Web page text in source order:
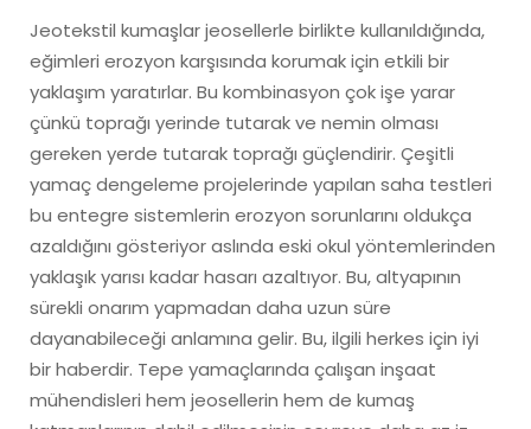
Jeotekstil kumaşlar jeosellerle birlikte kullanıldığında,
eğimleri erozyon karşısında korumak için etkili bir
yaklaşım yaratırlar. Bu kombinasyon çok işe yarar
çünkü toprağı yerinde tutarak ve nemin olması
gereken yerde tutarak toprağı güçlendirir. Çeşitli
yamaç dengeleme projelerinde yapılan saha testleri
bu entegre sistemlerin erozyon sorunlarını oldukça
azaldığını gösteriyor aslında eski okul yöntemlerinden
yaklaşık yarısı kadar hasarı azaltıyor. Bu, altyapının
sürekli onarım yapmadan daha uzun süre
dayanabileceği anlamına gelir. Bu, ilgili herkes için iyi
bir haberdir. Tepe yamaçlarında çalışan inşaat
mühendisleri hem jeosellerin hem de kumaş